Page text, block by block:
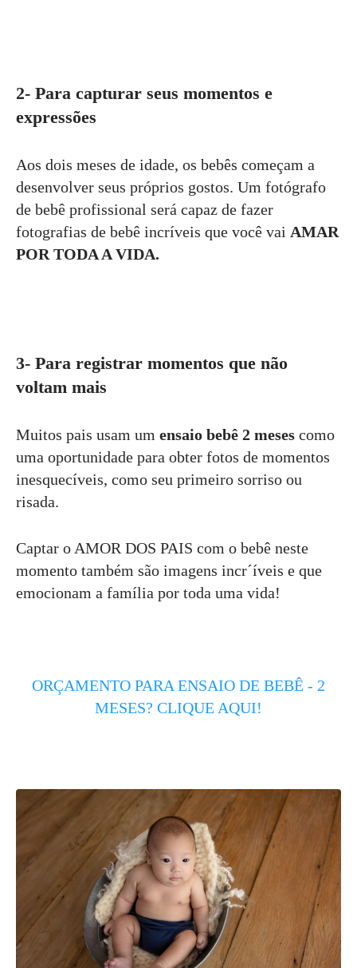
2- Para capturar seus momentos e
expressões
Aos dois meses de idade, os bebês começam a
desenvolver seus próprios gostos. Um fotógrafo
de bebê profissional será capaz de fazer
fotografias de bebê incríveis que você vai AMAR
POR TODA A VIDA.
3- Para registrar momentos que não
voltam mais
Muitos pais usam um ensaio bebê 2 meses como
uma oportunidade para obter fotos de momentos
inesquecíveis, como seu primeiro sorriso ou
risada.
Captar o AMOR DOS PAIS com o bebê neste
momento também são imagens incr´íveis e que
emocionam a família por toda uma vida!
ORÇAMENTO PARA ENSAIO DE BEBÊ - 2
MESES? CLIQUE AQUI!